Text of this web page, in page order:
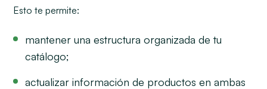
Esto te permite:
mantener una estructura organizada de tu
catálogo;
actualizar información de productos en ambas